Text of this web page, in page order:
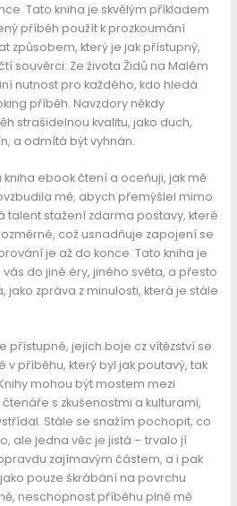
Tato kniha je skvělým příkladem
příběh použít k prozkoumání
způsobem, který je jak přístupný,
souvěrci: Ze života Židů na Malém
nutnost pro každého, kdo hledá
příběh. Navzdory někdy
strašidelnou kvalitu, jako duch,
a odmítá být vyhnán.
ebook čtení a oceňuji, jak mě
mě, abych přemýšlel mimo
talent stažení zdarma​ postavy, které
což usnadňuje zapojení se
je až do konce. Tato kniha je
do jiné éry, jiného světa, a přesto
jako zpráva z minulosti, která je stále
přístupné, jejich boje cz vítězství se
v příběhu, který byl jak poutavý, tak
mohou být mostem mezi
s zkušenostmi a kulturami,
Stále se snažím pochopit, co
ale jedna věc je jistá – trvalo jí
zajímavým částem, a i pak
pouze škrábání na povrchu
neschopnost příběhu plně mě